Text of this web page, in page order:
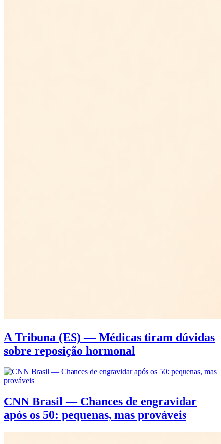
A Tribuna (ES) — Médicas tiram dúvidas
sobre reposição hormonal
CNN Brasil — Chances de engravidar
após os 50: pequenas, mas prováveis